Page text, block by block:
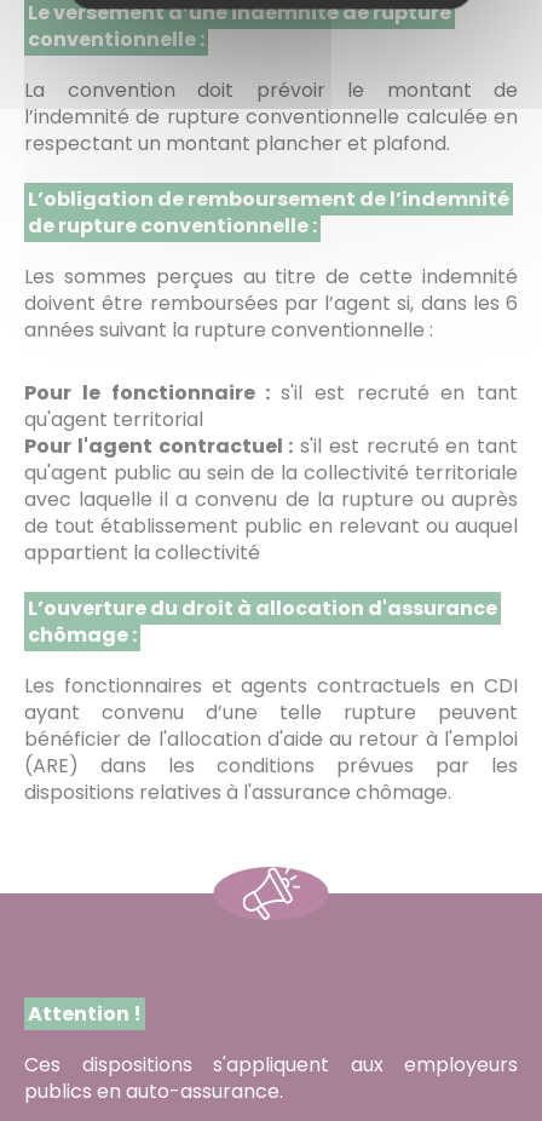
Le versement d’une indemnité de rupture
conventionnelle :
La convention doit prévoir le montant de
l’indemnité de rupture conventionnelle calculée en
respectant un montant plancher et plafond.
L’obligation de remboursement de l’indemnité
de rupture conventionnelle :
Les sommes perçues au titre de cette indemnité
doivent être remboursées par l’agent si, dans les 6
années suivant la rupture conventionnelle :
Pour le fonctionnaire : s'il est recruté en tant
qu'agent territorial
Pour l'agent contractuel : s'il est recruté en tant
qu'agent public au sein de la collectivité territoriale
avec laquelle il a convenu de la rupture ou auprès
de tout établissement public en relevant ou auquel
appartient la collectivité
L’ouverture du droit à allocation d'assurance
chômage :
Les fonctionnaires et agents contractuels en CDI
ayant convenu d’une telle rupture peuvent
bénéficier de l'allocation d'aide au retour à l'emploi
(ARE) dans les conditions prévues par les
dispositions relatives à l'assurance chômage.
Attention !
Ces dispositions s'appliquent aux employeurs
publics en auto-assurance.